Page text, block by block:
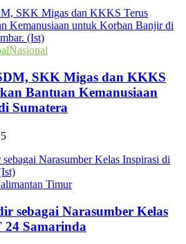
Nasional
SKK Migas dan KKKS
Bantuan Kemanusiaan
Sumatera
Timur
sebagai Narasumber Kelas
24 Samarinda